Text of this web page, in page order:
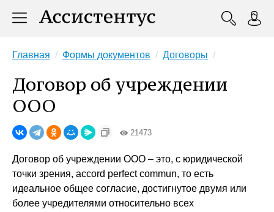
Главная Формы документов Договоры
Договор об учреждении
ООО
21473
Договор об учреждении ООО – это, с юридической
точки зрения, accord perfect commun, то есть
идеальное общее согласие, достигнутое двумя или
более учредителями относительно всех